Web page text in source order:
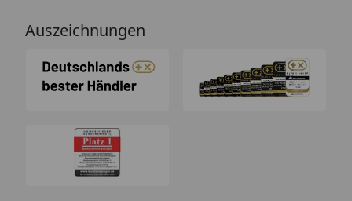
Auszeichnungen